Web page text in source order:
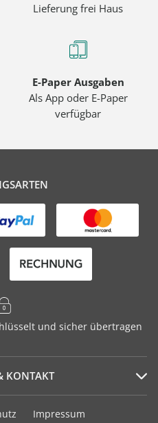
Lieferung frei Haus
E-Paper Ausgaben
Als App oder E-Paper
verfügbar
und sicher übertragen
KONTAKT
Impressum